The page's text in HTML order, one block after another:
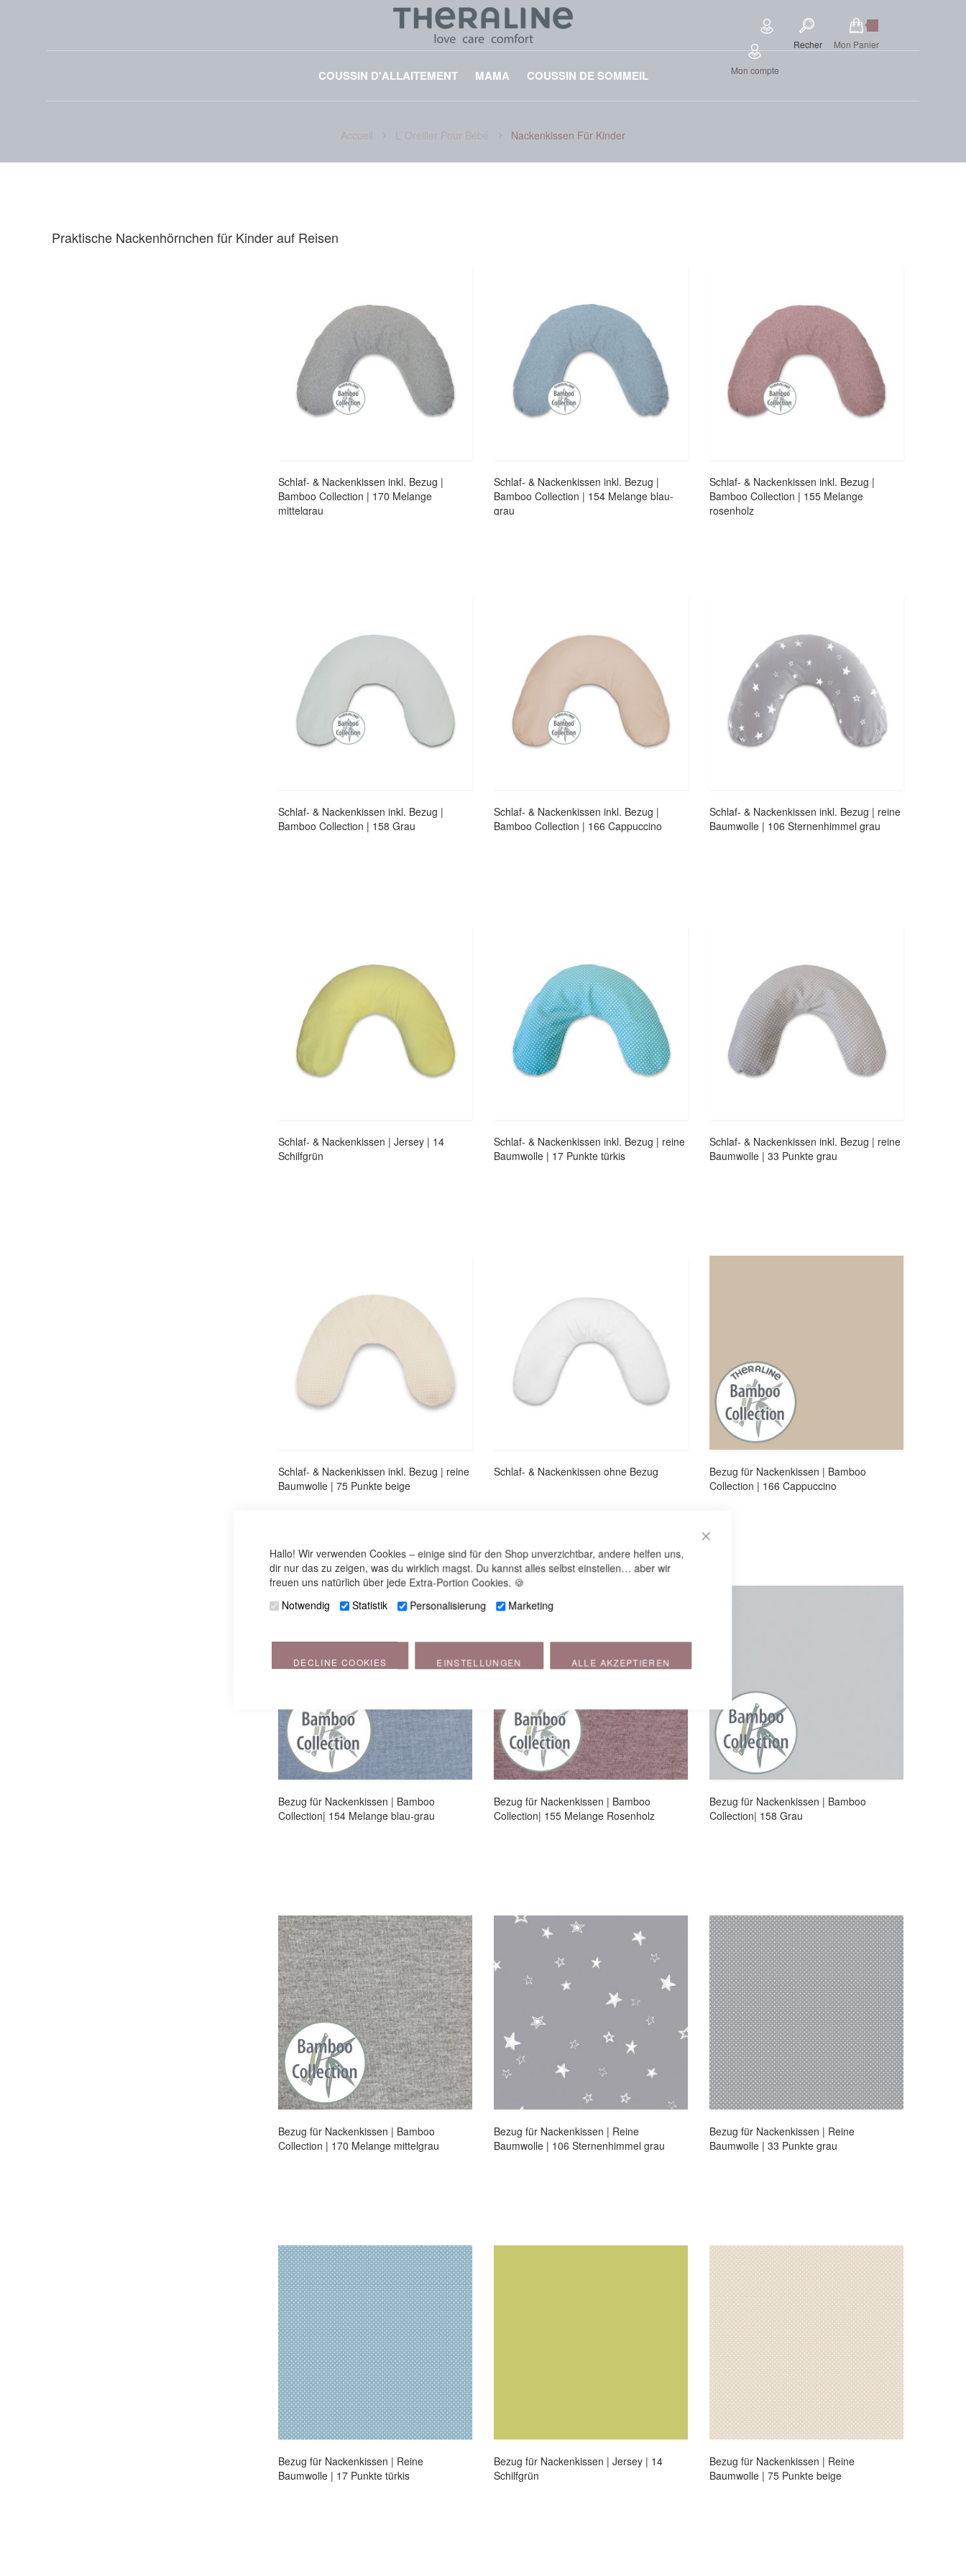
Hallo! Wir verwenden Cookies – einige sind für den Shop unverzichtbar, andere helfen uns,
dir nur das zu zeigen, was du wirklich magst. Du kannst alles selbst einstellen… aber wir
freuen uns natürlich über jede Extra-Portion Cookies. 🍪
Notwendig
Statistik Personalisierung Marketing
ALLE AKZEPTIEREN
EINSTELLUNGEN
DECLINE COOKIES
Mon Panier
Recher
Mon compte
COUSSIN D'ALLAITEMENT MAMA COUSSIN DE SOMMEIL
Accueil L`oreiller Pour Bébé Nackenkissen Für Kinder
Praktische Nackenhörnchen für Kinder auf Reisen
Schlaf- & Nackenkissen inkl. Bezug |
Bamboo Collection | 170 Melange
mittelgrau
Schlaf- & Nackenkissen inkl. Bezug |
Bamboo Collection | 154 Melange blau-
grau
Schlaf- & Nackenkissen inkl. Bezug |
Bamboo Collection | 155 Melange
rosenholz
Schlaf- & Nackenkissen inkl. Bezug |
Bamboo Collection | 158 Grau
Schlaf- & Nackenkissen inkl. Bezug |
Bamboo Collection | 166 Cappuccino
Schlaf- & Nackenkissen inkl. Bezug | reine
Baumwolle | 106 Sternenhimmel grau
Schlaf- & Nackenkissen | Jersey | 14
Schilfgrün
Schlaf- & Nackenkissen inkl. Bezug | reine
Baumwolle | 17 Punkte türkis
Schlaf- & Nackenkissen inkl. Bezug | reine
Baumwolle | 33 Punkte grau
Schlaf- & Nackenkissen inkl. Bezug | reine
Baumwolle | 75 Punkte beige
Schlaf- & Nackenkissen ohne Bezug
Bezug für Nackenkissen | Bamboo
Collection | 166 Cappuccino
Bezug für Nackenkissen | Bamboo
Collection| 154 Melange blau-grau
Bezug für Nackenkissen | Bamboo
Collection| 155 Melange Rosenholz
Bezug für Nackenkissen | Bamboo
Collection| 158 Grau
Bezug für Nackenkissen | Bamboo
Collection | 170 Melange mittelgrau
Bezug für Nackenkissen | Reine
Baumwolle | 106 Sternenhimmel grau
Bezug für Nackenkissen | Reine
Baumwolle | 33 Punkte grau
Bezug für Nackenkissen | Reine
Baumwolle | 17 Punkte türkis
Bezug für Nackenkissen | Jersey | 14
Schilfgrün
Bezug für Nackenkissen | Reine
Baumwolle | 75 Punkte beige